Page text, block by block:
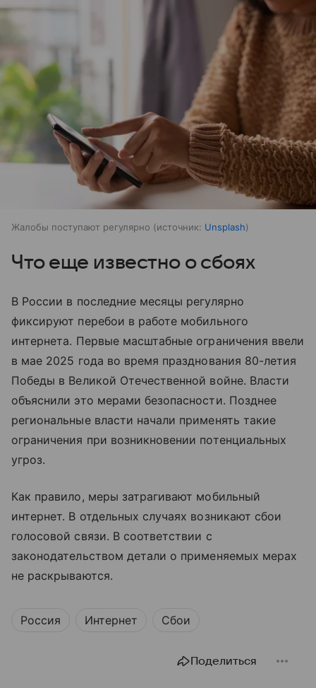
Жалобы поступают регулярно источник: Unsplash
Что еще известно о сбоях
В России в последние месяцы регулярно
фиксируют перебои в работе мобильного
интернета. Первые масштабные ограничения ввели
в мае 2025 года во время празднования 80-летия
Победы в Великой Отечественной войне. Власти
объяснили это мерами безопасности. Позднее
региональные власти начали применять такие
ограничения при возникновении потенциальных
угроз.
Как правило, меры затрагивают мобильный
интернет. В отдельных случаях возникают сбои
голосовой связи. В соответствии с
законодательством детали о применяемых мерах
не раскрываются.
Россия Интернет Сбои
Поделиться